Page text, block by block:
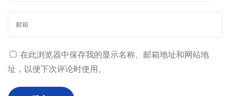
在此浏览器中保存我的显示名称、邮箱地址和网站地
址，以便下次评论时使用。